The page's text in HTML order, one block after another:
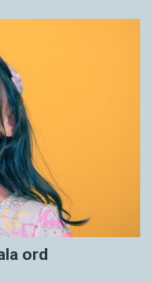
ord